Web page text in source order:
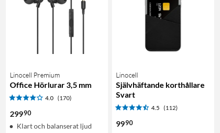
Linocell Premium
Office Hörlurar 3,5 mm
4.0 (170)
29990
Klart och balanserat ljud
Linocell
Självhäftande korthållare
Svart
4.5 (112)
9990